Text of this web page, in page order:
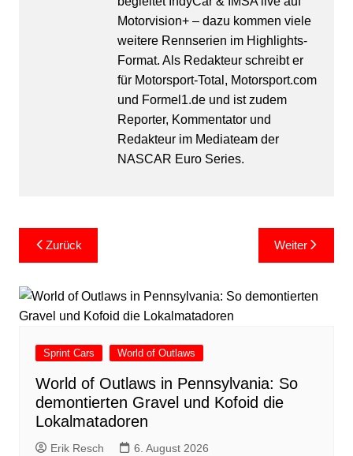
Motorvision+ – dazu kommen viele
weitere Rennserien im Highlights-
Format. Als Redakteur schreibt er
für Motorsport-Total, Motorsport.com
und Formel1.de und ist zudem
Reporter, Kommentator und
Redakteur im Mediateam der
NASCAR Euro Series.
Beitragsnavigation
Zurück Weiter
Sprint Cars World of Outlaws
World of Outlaws in Pennsylvania: So
demontierten Gravel und Kofoid die
Lokalmatadoren
Erik Resch 6. August 2026